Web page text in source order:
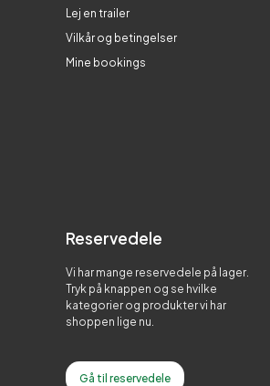
Lej en trailer
Vilkår og betingelser
Mine bookings
Reservedele
Vi har mange reservedele på lager.
Tryk på knappen og se hvilke
kategorier og produkter vi har
shoppen lige nu.
Gå til reservedele